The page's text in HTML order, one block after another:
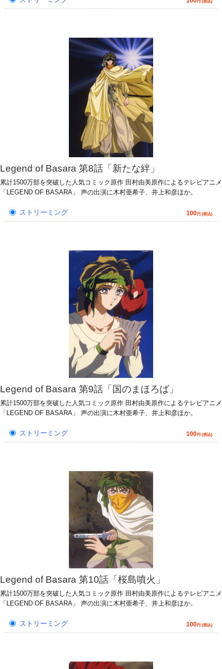
円 (税込)
Legend of Basara 第8話「新たな絆」
累計1500万部を突破した人気コミック原作 田村由美原作によるテレビアニメ
「LEGEND OF BASARA」 声の出演に木村亜希子、井上和彦ほか。
ストリーミング 100円 (税込)
Legend of Basara 第9話「国のまほろば」
累計1500万部を突破した人気コミック原作 田村由美原作によるテレビアニメ
「LEGEND OF BASARA」 声の出演に木村亜希子、井上和彦ほか。
ストリーミング 100円 (税込)
Legend of Basara 第10話「桜島噴火」
累計1500万部を突破した人気コミック原作 田村由美原作によるテレビアニメ
「LEGEND OF BASARA」 声の出演に木村亜希子、井上和彦ほか。
ストリーミング 100円 (税込)